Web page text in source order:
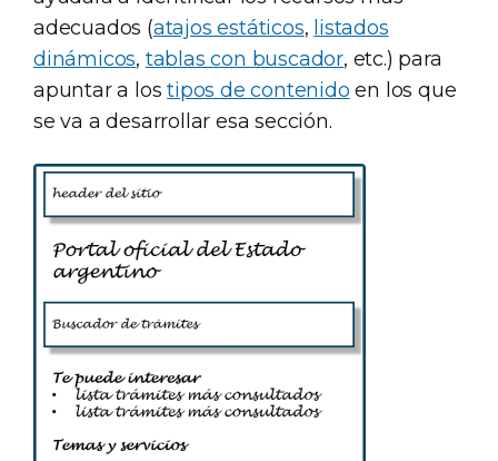
adecuados (atajos estáticos, listados
dinámicos, tablas con buscador, etc.) para
apuntar a lostipos de contenido en los que
se va a desarrollar esa sección.